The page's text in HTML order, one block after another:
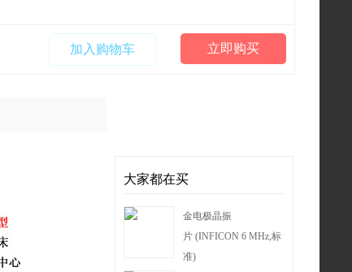
立即购买
加入购物车
大家都在买
金电极晶振
片 (INFICON 6 MHz,标
准)